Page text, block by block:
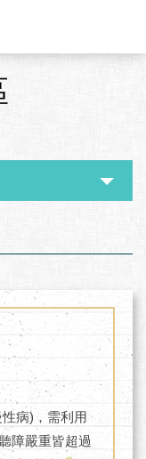
病)，需利用
障嚴重皆超過